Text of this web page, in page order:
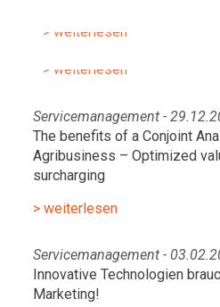
> weiterlesen
> weiterlesen
Servicemanagement -
The benefits of a Conjoint
Agribusiness – Optimized
surcharging
> weiterlesen
Servicemanagement -
Innovative Technologien
Marketing!